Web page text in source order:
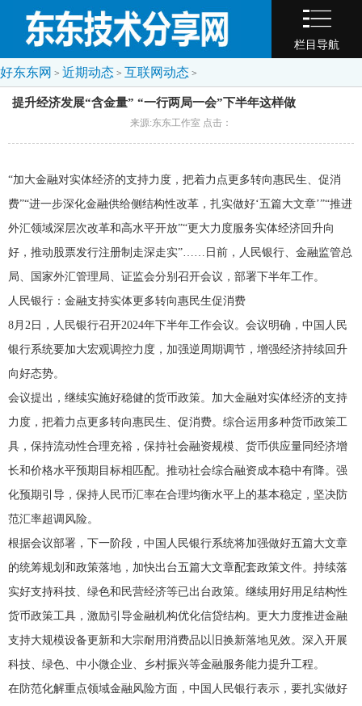
栏目导航
好东东网 > 近期动态 > 互联网动态 >
提升经济发展“含金量” “一行两局一会”下半年这样做
来源:东东工作室 点击：
“加大金融对实体经济的支持力度，把着力点更多转向惠民生、促消
费”“进一步深化金融供给侧结构性改革，扎实做好‘五篇大文章’”“推进
外汇领域深层次改革和高水平开放”“更大力度服务实体经济回升向
好，推动股票发行注册制走深走实”……日前，人民银行、金融监管总
局、国家外汇管理局、证监会分别召开会议，部署下半年工作。
人民银行：金融支持实体更多转向惠民生促消费
8月2日，人民银行召开2024年下半年工作会议。会议明确，中国人民
银行系统要加大宏观调控力度，加强逆周期调节，增强经济持续回升
向好态势。
会议提出，继续实施好稳健的货币政策。加大金融对实体经济的支持
力度，把着力点更多转向惠民生、促消费。综合运用多种货币政策工
具，保持流动性合理充裕，保持社会融资规模、货币供应量同经济增
长和价格水平预期目标相匹配。推动社会综合融资成本稳中有降。强
化预期引导，保持人民币汇率在合理均衡水平上的基本稳定，坚决防
范汇率超调风险。
根据会议部署，下一阶段，中国人民银行系统将加强做好五篇大文章
的统筹规划和政策落地，加快出台五篇大文章配套政策文件。持续落
实好支持科技、绿色和民营经济等已出台政策。继续用好用足结构性
货币政策工具，激励引导金融机构优化信贷结构。更大力度推进金融
支持大规模设备更新和大宗耐用消费品以旧换新落地见效。深入开展
科技、绿色、中小微企业、乡村振兴等金融服务能力提升工程。
在防范化解重点领域金融风险方面，中国人民银行表示，要扎实做好